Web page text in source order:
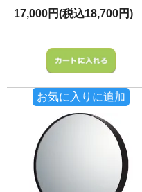
17,000円(税込18,700円)
お気に入りに追加